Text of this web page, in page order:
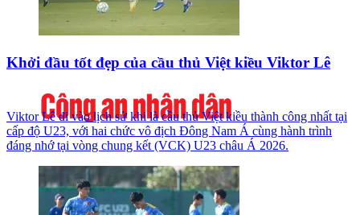
Khởi đầu tốt đẹp của cầu thủ Việt kiều Viktor Lê
Viktor Lê đi vào lịch sử khi là cầu thủ Việt kiều thành công nhất tại
cấp độ U23, với hai chức vô địch Đông Nam Á cùng hành trình
đáng nhớ tại vòng chung kết (VCK) U23 châu Á 2026.